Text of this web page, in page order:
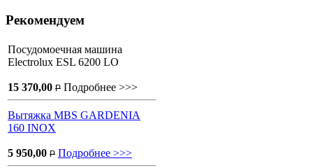
Рекомендуем
Посудомоечная машина
Electrolux ESL 6200 LO
15 370,00 P Подробнее >>>
Вытяжка MBS GARDENIA
160 INOX
5 950,00 P Подробнее >>>